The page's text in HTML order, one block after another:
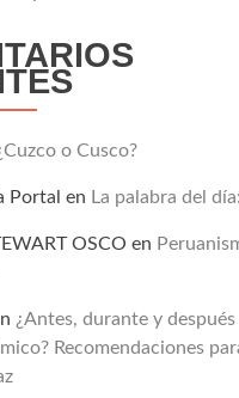
o Cusco?
Portal en La palabra del
OSCO en
¿Antes, durante y
Recomendaciones